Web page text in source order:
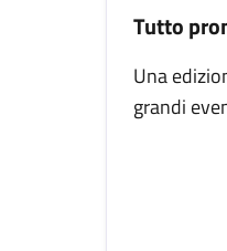
Tutto
Una
grandi